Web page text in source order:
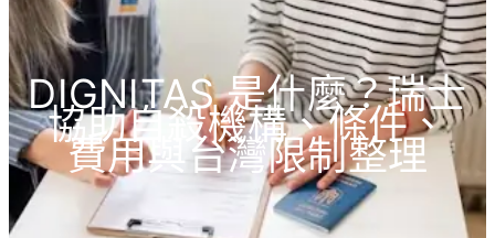
DIGNITAS 是什麼？瑞士
協助自殺機構、條件、
費用與台灣限制整理